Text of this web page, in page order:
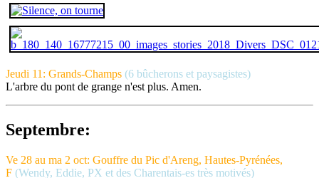
Jeudi 11: Grands-Champs (6 bûcherons et paysagistes)
L'arbre du pont de grange n'est plus. Amen.
Septembre:
Ve 28 au ma 2 oct: Gouffre du Pic d'Areng, Hautes-Pyrénées,
F (Wendy, Eddie, PX et des Charentais-es très motivés)